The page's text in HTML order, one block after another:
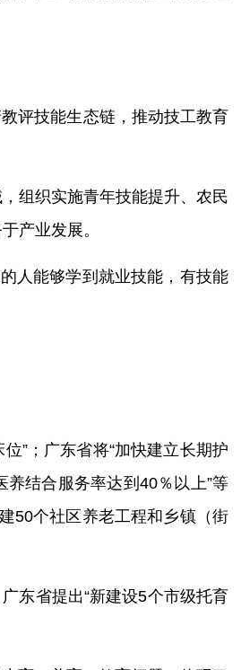
评技能生态链，推动技工教育
组织实施青年技能提升、农民
产业发展。
人能够学到就业技能，有技能
”；广东省将“加快建立长期护
养结合服务率达到40％以上”等
50个社区养老工程和乡镇（街
东省提出“新建设5个市级托育